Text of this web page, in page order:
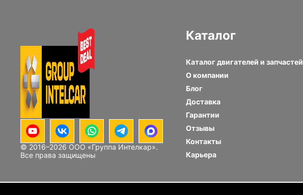
© 2016–2026 ООО «Группа Интелкар».
Все права защищены
Каталог
Каталог двигателей и запчастей
О компании
Блог
Доставка
Гарантии
Отзывы
Контакты
Карьера